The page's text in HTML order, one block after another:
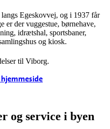
Egeskovvej, og i 1937 får
er der vuggestue, børnehave,
idrætshal, sportsbaner,
og kiosk.
til Viborg.
hjemmeside
og service i byen